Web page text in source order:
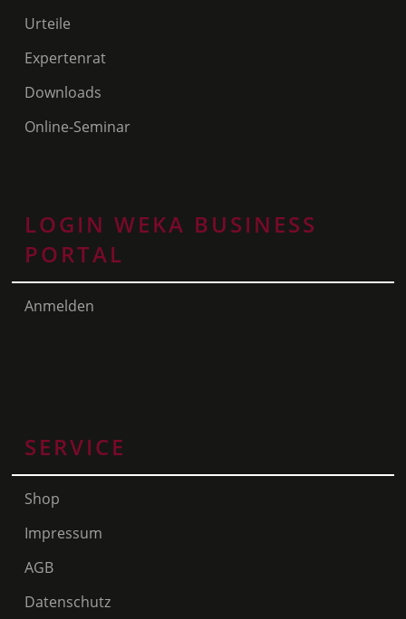
Urteile
Expertenrat
Downloads
Online-Seminar
LOGIN WEKA BUSINESS
PORTAL
Anmelden
SERVICE
Shop
Impressum
AGB
Datenschutz